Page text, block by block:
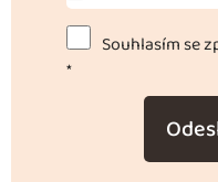
Souhlasím se
*